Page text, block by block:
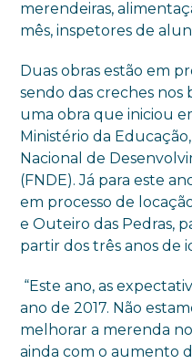
merendeiras,
mês, inspetores de
Duas obras estão em
sendo das creches nos
uma obra que iniciou
Ministério da
Nacional de
(FNDE). Já para este
em processo de
e Outeiro das Pedras,
partir dos três anos de
“Este ano, as
ano de 2017. Não
melhorar a merenda
ainda com o aumento